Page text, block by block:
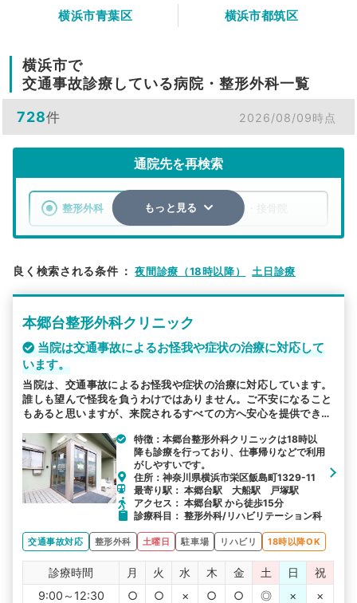
横浜市青葉区
横浜市都筑区
横浜市で
交通事故診療している病院・整形外科一覧
728件 2026/08/09時点
通院先を再検索
整形外科 整骨院・接骨院
検索する
詳細条件で絞り込む
駅から探す 院名から探す
もっと見る
良く検索される条件 ： 夜間診療（18時以降） 土日診療
本郷台整形外科クリニック
当院は交通事故によるお怪我や症状の治療に対応して
います。
当院は、交通事故によるお怪我や症状の治療に対応しています。
誰しも望んで怪我を負うわけではありません。ご不安になること
もあると思いますが、来院されるすべての方へ安心を提供できる
相談を受けたうえで向き合い、元気を維持できるようお手伝いさ
せていただきます。
特徴：本郷台整形外科クリニックは18時以
降も診療を行っており、仕事帰りなどで利用
がしやすいです。
住所：神奈川県横浜市栄区飯島町1329-11
最寄り駅： 本郷台駅 大船駅 戸塚駅
アクセス： 本郷台駅 から徒歩15分
診療科目： 整形外科/リハビリテーション科
交通事故対応 整形外科 土曜日 駐車場 リハビリ 18時以降OK
診療時間 月 火 水 木 金 土 日
祝
9:00～12:30
○ ○ × ○ ○ ◎ ×
×